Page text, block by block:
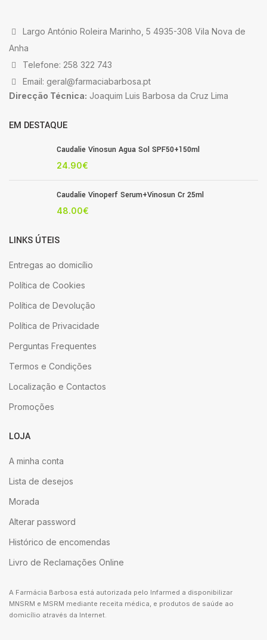
Largo António Roleira Marinho, 5 4935-308 Vila Nova de
Anha
Telefone: 258 322 743
Email: geral@farmaciabarbosa.pt
Direcção Técnica: Joaquim Luis Barbosa da Cruz Lima
EM DESTAQUE
Caudalie Vinosun Agua Sol SPF50+150ml
24.90€
Caudalie Vinoperf Serum+Vinosun Cr 25ml
48.00€
LINKS ÚTEIS
Entregas ao domicílio
Política de Cookies
Política de Devolução
Política de Privacidade
Perguntas Frequentes
Termos e Condições
Localização e Contactos
Promoções
LOJA
A minha conta
Lista de desejos
Morada
Alterar password
Histórico de encomendas
Livro de Reclamações Online
A Farmácia Barbosa está autorizada pelo Infarmed a disponibilizar
MNSRM e MSRM mediante receita médica, e produtos de saúde ao
domicílio através da Internet.